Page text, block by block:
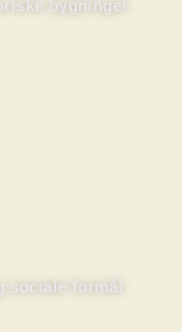
bygninger
sociale formål